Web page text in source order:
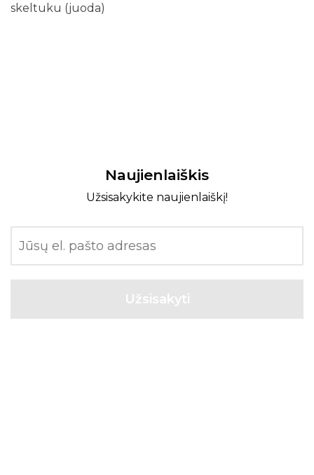
skeltuku (juoda)
Naujienlaiškis
Užsisakykite naujienlaiškį!